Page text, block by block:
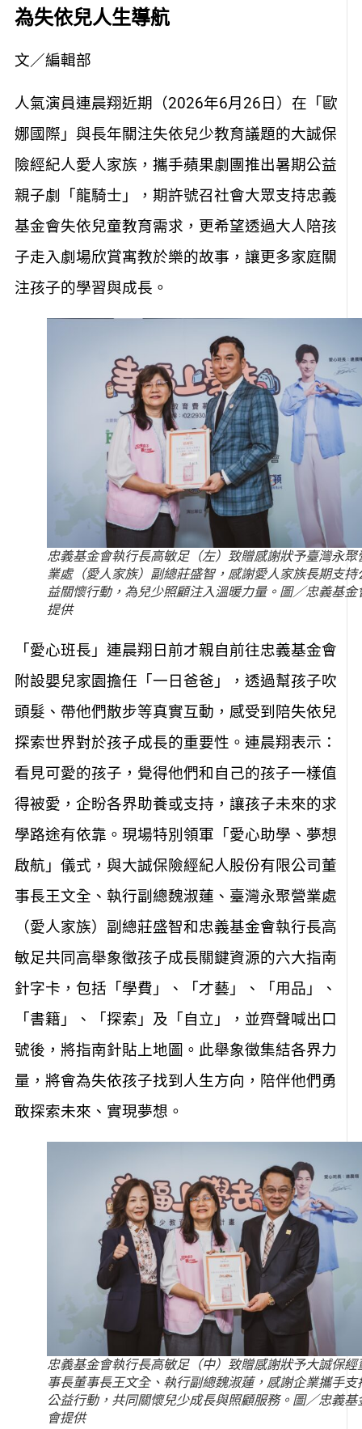
為失依兒人生導航
文／編輯部
人氣演員連晨翔近期（2026年6月26日）在「歐
娜國際」與長年關注失依兒少教育議題的大誠保
險經紀人愛人家族，攜手蘋果劇團推出暑期公益
親子劇「龍騎士」，期許號召社會大眾支持忠義
基金會失依兒童教育需求，更希望透過大人陪孩
子走入劇場欣賞寓教於樂的故事，讓更多家庭關
注孩子的學習與成長。
忠義基金會執行長高敏足（左）致贈感謝狀予臺灣永聚
業處（愛人家族）副總莊盛智，感謝愛人家族長期支持
益關懷行動，為兒少照顧注入溫暖力量。圖／忠義基金
提供
「愛心班長」連晨翔日前才親自前往忠義基金會
附設嬰兒家園擔任「一日爸爸」，透過幫孩子吹
頭髮、帶他們散步等真實互動，感受到陪失依兒
探索世界對於孩子成長的重要性。連晨翔表示：
看見可愛的孩子，覺得他們和自己的孩子一樣值
得被愛，企盼各界助養或支持，讓孩子未來的求
學路途有依靠。現場特別領軍「愛心助學、夢想
啟航」儀式，與大誠保險經紀人股份有限公司董
事長王文全、執行副總魏淑蓮、臺灣永聚營業處
（愛人家族）副總莊盛智和忠義基金會執行長高
敏足共同高舉象徵孩子成長關鍵資源的六大指南
針字卡，包括「學費」、「才藝」、「用品」、
「書籍」、「探索」及「自立」，並齊聲喊出口
號後，將指南針貼上地圖。此舉象徵集結各界力
量，將會為失依孩子找到人生方向，陪伴他們勇
敢探索未來、實現夢想。
忠義基金會執行長高敏足（中）致贈感謝狀予大誠保經
事長董事長王文全、執行副總魏淑蓮，感謝企業攜手支
公益行動，共同關懷兒少成長與照顧服務。圖／忠義基
會提供